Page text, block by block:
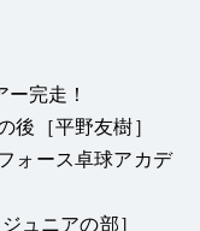
完走！
後［平野友樹］
ォース卓球アカデ
ュニアの部］